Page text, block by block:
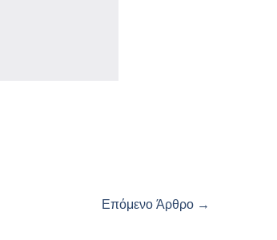
Επόμενο Άρθρο →